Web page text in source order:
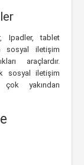
Ipadler, tablet
sosyal iletişim
araçlardır.
sosyal iletişim
çok yakından